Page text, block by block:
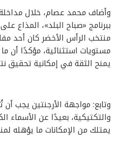
وأضاف محمد عصام، خلال
ببرنامج «صباح البلد»، المذاع
منتخب الرأس الأخضر كان أحد
مستويات استثنائية، مؤكدًا أن
يمنح الثقة في إمكانية تحقيق
وتابع: مواجهة الأرجنتين يجب أن
والتكتيكية، بعيدًا عن الأسماء
يمتلك من الإمكانات ما يؤهله